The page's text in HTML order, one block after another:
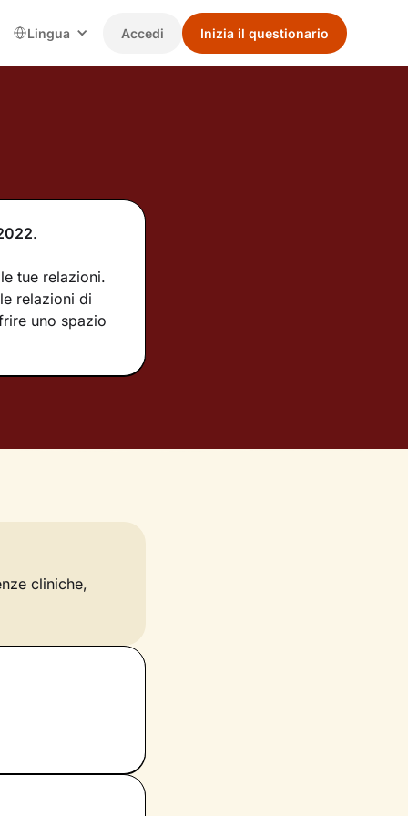
Lingua Accedi Inizia il questionario
.
tue relazioni.
relazioni di
uno spazio
cliniche,